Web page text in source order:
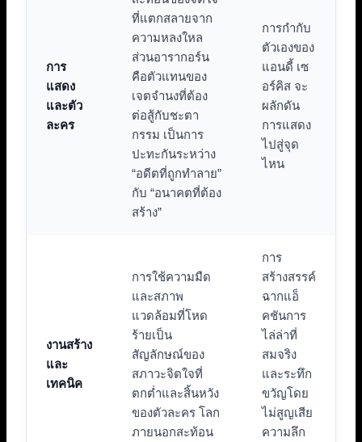
การ
แสดง
และตัว
ละคร
ที่แตกสลายจาก
ความหลงใหล
ส่วนอารากอร์น
คือตัวแทนของ
เจตจำนงที่ต้อง
ต่อสู้กับชะตา
กรรม เป็นการ
ปะทะกันระหว่าง
“อดีตที่ถูกทำลาย”
กับ “อนาคตที่ต้อง
สร้าง”
การกำกับ
ตัวเองของ
แอนดี้ เซ
อร์คิส จะ
ผลักดัน
การแสดง
ไปสู่จุด
ไหน
งานสร้าง
และ
เทคนิค
การใช้ความมืด
และสภาพ
แวดล้อมที่โหด
ร้ายเป็น
สัญลักษณ์ของ
สภาวะจิตใจที่
ตกต่ำและสิ้นหวัง
ของตัวละคร โลก
ภายนอกสะท้อน
การ
สร้างสรรค์
ฉากแอ็
คชันการ
ไล่ล่าที่
สมจริง
และระทึก
ขวัญโดย
ไม่สูญเสีย
ความลึก